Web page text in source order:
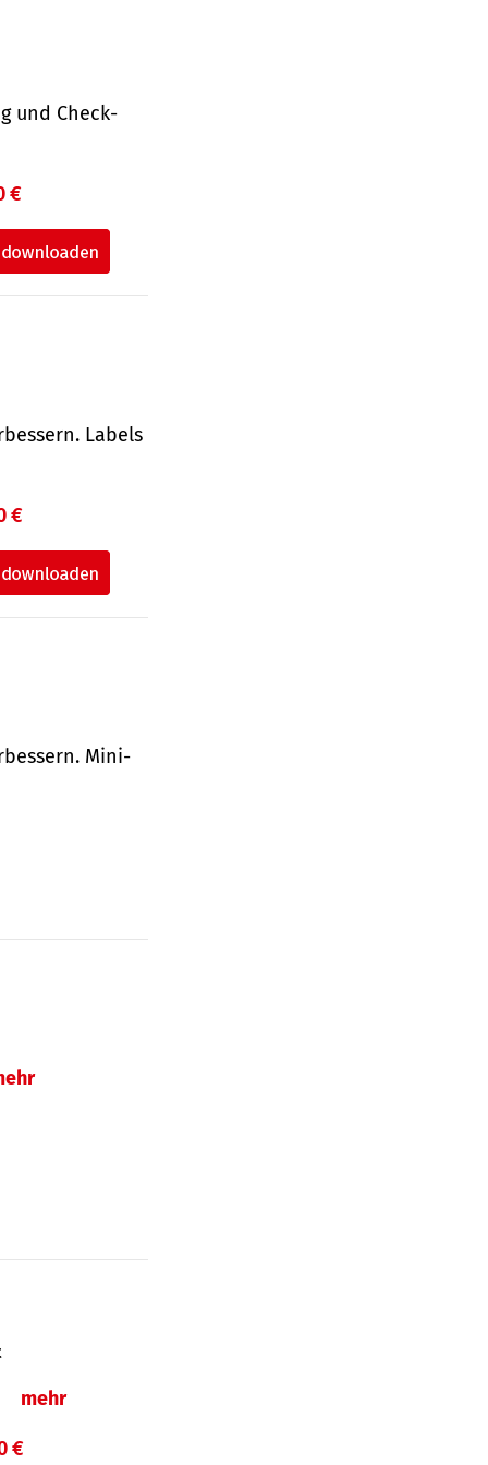
und Check­
€
Labels
€
Mini-
mehr
€